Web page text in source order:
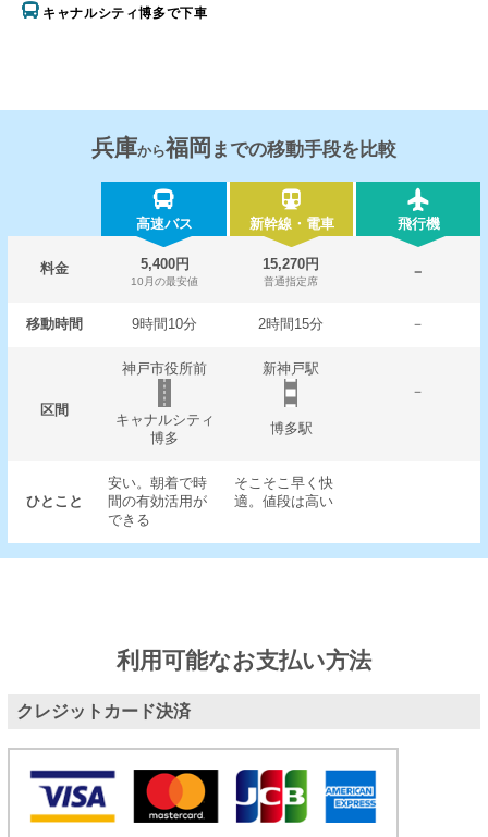
キャナルシティ博多で下車
兵庫から福岡 までの移動手段を比較
高速バス 新幹線・電車 飛行機
料金 5,400円
10月の最安値
15,270円
普通指定席
－
移動時間 9時間10分 2時間15分 －
区間
神戸市役所前
新神戸駅
－
キャナルシティ
博多
博多駅
ひとこと
安い。朝着で時
間の有効活用が
できる
そこそこ早く快
適。値段は高い
利用可能なお支払い方法
クレジットカード決済